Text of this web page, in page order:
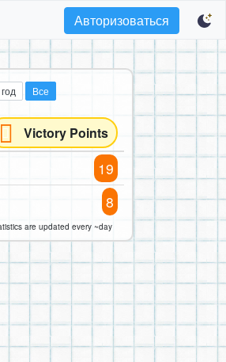
Авторизоваться
Все
Victory Points
19
8
are updated every ~day